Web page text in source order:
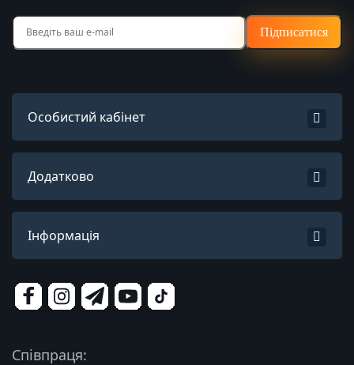
Підписатися
Особистий кабінет
Додатково
Інформація
Співпраця: